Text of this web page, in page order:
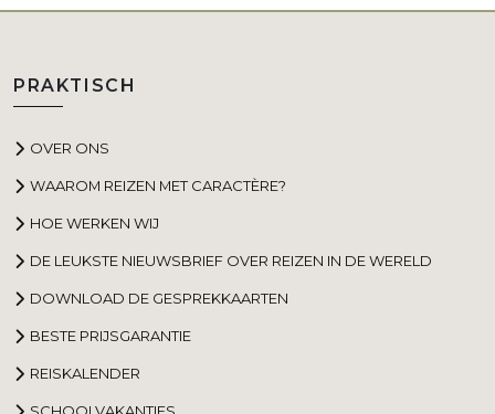
PRAKTISCH
OVER ONS
WAAROM REIZEN MET CARACTÈRE?
HOE WERKEN WIJ
DE LEUKSTE NIEUWSBRIEF OVER REIZEN IN DE WERELD
DOWNLOAD DE GESPREKKAARTEN
BESTE PRIJSGARANTIE
REISKALENDER
SCHOOLVAKANTIES